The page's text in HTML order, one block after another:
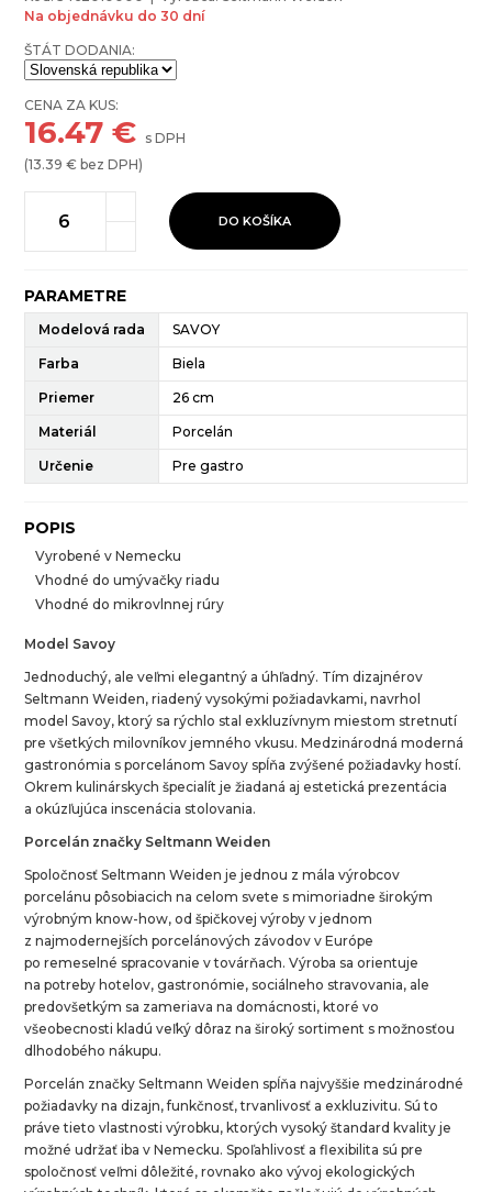
Na objednávku do 30 dní
ŠTÁT DODANIA:
CENA ZA KUS:
16.47 € s DPH
(13.39 € bez DPH)
DO KOŠÍKA
PARAMETRE
Modelová rada SAVOY
Farba Biela
Priemer 26 cm
Materiál Porcelán
Určenie Pre gastro
POPIS
Vyrobené v Nemecku
Vhodné do umývačky riadu
Vhodné do mikrovlnnej rúry
Model Savoy
Jednoduchý, ale veľmi elegantný a úhľadný. Tím dizajnérov
Seltmann Weiden, riadený vysokými požiadavkami, navrhol
model Savoy, ktorý sa rýchlo stal exkluzívnym miestom stretnutí
pre všetkých milovníkov jemného vkusu. Medzinárodná moderná
gastronómia s porcelánom Savoy spĺňa zvýšené požiadavky hostí.
Okrem kulinárskych špecialít je žiadaná aj estetická prezentácia
a okúzľujúca inscenácia stolovania.
Porcelán značky Seltmann Weiden
Spoločnosť Seltmann Weiden je jednou z mála výrobcov
porcelánu pôsobiacich na celom svete s mimoriadne širokým
výrobným know-how, od špičkovej výroby v jednom
z najmodernejších porcelánových závodov v Európe
po remeselné spracovanie v továrňach. Výroba sa orientuje
na potreby hotelov, gastronómie, sociálneho stravovania, ale
predovšetkým sa zameriava na domácnosti, ktoré vo
všeobecnosti kladú veľký dôraz na široký sortiment s možnosťou
dlhodobého nákupu.
Porcelán značky Seltmann Weiden spĺňa najvyššie medzinárodné
požiadavky na dizajn, funkčnosť, trvanlivosť a exkluzivitu. Sú to
práve tieto vlastnosti výrobku, ktorých vysoký štandard kvality je
možné udržať iba v Nemecku. Spoľahlivosť a flexibilita sú pre
spoločnosť veľmi dôležité, rovnako ako vývoj ekologických